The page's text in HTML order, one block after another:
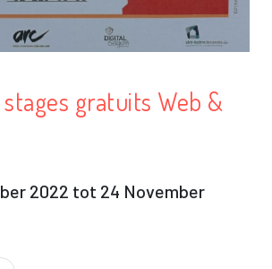
gratuits Web &
2022 tot 24 November